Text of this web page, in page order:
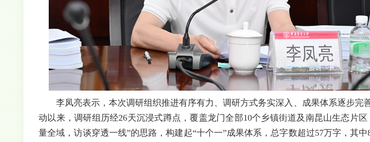
李凤亮表示，本次调研组织推进有序有力、调研方式务实深入、成果体系逐步完
动以来，调研组历经26天沉浸式蹲点，覆盖龙门全部10个乡镇街道及南昆山生态片区
量全域，访谈穿透一线”的思路，构建起“十个一”成果体系，总字数超过57万字，其